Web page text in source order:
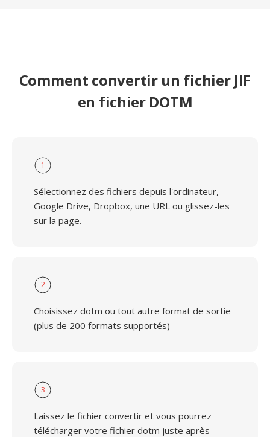
Comment convertir un fichier JIF
en fichier DOTM
1
Sélectionnez des fichiers depuis l'ordinateur,
Google Drive, Dropbox, une URL ou glissez-les
sur la page.
2
Choisissez dotm ou tout autre format de sortie
(plus de 200 formats supportés)
3
Laissez le fichier convertir et vous pourrez
télécharger votre fichier dotm juste après